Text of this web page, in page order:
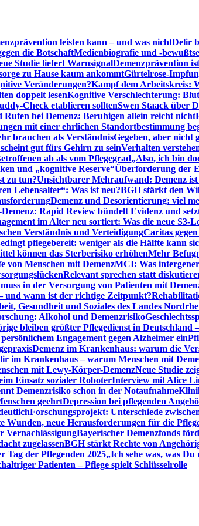
leisten kann – und was nichtDelir
die BotschaftMedienbiografie und -
Studie liefert WarnsignalDemenzprävention
zu Hause kaum ankommtGürtelrose-
Veränderungen?Kampf dem Arbeitskreis:
doppelt lesenKognitive Verschlechterung:
Check etablieren solltenSwen Staack über
Rufen bei Demenz: Beruhigen allein reicht nicht
mit einer ehrlichen Standortbestimmung
brauchen als VerständnisGegeben, aber nicht
gut fürs Gehirn zu seinVerhalten
ab als vom Pflegegrad„Also, ich bin
und „kognitive Reserve“Überforderung der
zu tun?Unsichtbarer Mehraufwand: Demenz
Lebensalter“: Was ist neu?BGH stärkt den
Demenz und Desorientierung: viel
Rapid Review bündelt Evidenz und
im Alter neu sortiert: Was die neue
Verständnis und VerteidigungCaritas
pflegebereit: weniger als die Hälfte kann
können das Sterberisiko erhöhenMehr
von Menschen mit DemenzMCI: Was
Relevant sprechen statt
in der Versorgung von Patienten mit
und wann ist der richtige Zeitpunkt?
Gesundheit und Soziales des Landes
Alkohol und Demenzrisiko
bleiben größter Pflegedienst in Deutschland
Engagement gegen Alzheimer ein
Demenz im Krankenhaus: warum die
im Krankenhaus – warum Menschen mit
mit Lewy-Körper-DemenzNeue Studie
Einsatz sozialer RoboterInterview mit Alice
Demenzrisiko schon in der Notaufnahme
geehrtDepression bei pflegenden
Forschungsprojekt: Unterschiede
Wunden, neue Herausforderungen für die
VernachlässigungBayerischer Demenzfonds
zugelassenBGH stärkt Rechte von
Tag der Pflegenden 2025„Ich sehe was, was
Patienten – Pflege spielt Schlüsselrolle